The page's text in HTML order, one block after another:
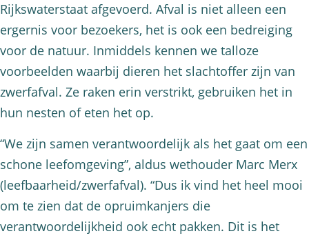
Rijkswaterstaat afgevoerd. Afval is niet alleen een
ergernis voor bezoekers, het is ook een bedreiging
voor de natuur. Inmiddels kennen we talloze
voorbeelden waarbij dieren het slachtoffer zijn van
zwerfafval. Ze raken erin verstrikt, gebruiken het in
hun nesten of eten het op.
“We zijn samen verantwoordelijk als het gaat om een
schone leefomgeving”, aldus wethouder Marc Merx
(leefbaarheid/zwerfafval). “Dus ik vind het heel mooi
om te zien dat de opruimkanjers die
verantwoordelijkheid ook echt pakken. Dit is het